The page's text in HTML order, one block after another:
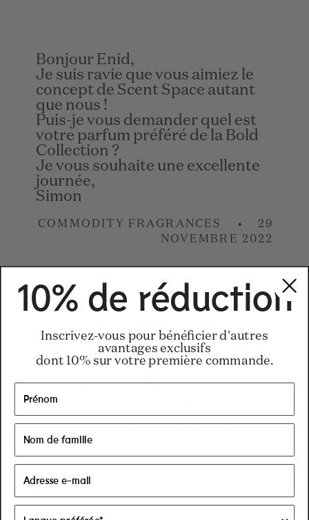
Bonjour Enid,
Je suis ravie que vous aimiez le
concept de Scent Space autant
que nous !
Puis-je vous demander quel est
votre parfum préféré de la Bold
Collection ?
Je vous souhaite une excellente
journée,
Simon
COMMODITY FRAGRANCES
29
NOVEMBRE 2022
Je trouve Scent Space très utile
expressive qui me rendent
heureuse et confiante. J'aime
laisser de belles traces de
senteur et de silage à chaque fois
que j'entre dans une pièce.
ENID IROANYA
7 OCTOBRE
10% de réduction
Inscrivez-vous pour bénéficier d'autres
avantages exclusifs
dont 10% sur votre première commande.